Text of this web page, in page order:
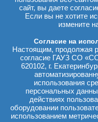
сайт, вы даете
Если вы не хотите
измените
Согласие на
Настоящим, продолжая
согласие ГАУЗ СО
620102, г.
использования
персональных
действиях
оборудовании
использованием